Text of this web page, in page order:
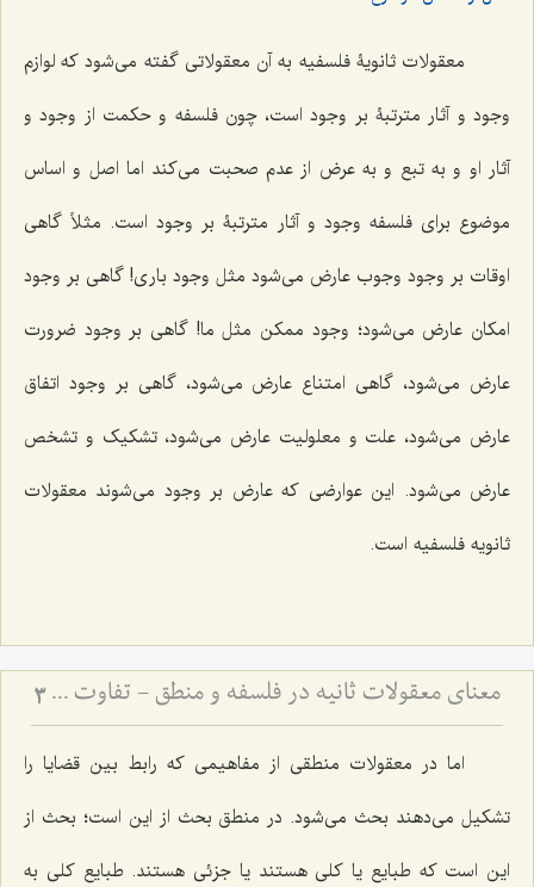
معقولات ثانویۀ فلسفیه به آن معقولاتی گفته می‌شود که لوازم
وجود و آثار مترتبۀ بر وجود است، چون فلسفه و حکمت از وجود و
آثار او و به تبع و به عرض از عدم صحبت می‌کند اما اصل و اساس
موضوع برای فلسفه وجود و آثار مترتبۀ بر وجود است. مثلاً گاهی
اوقات بر وجود وجوب عارض می‌شود مثل وجود باری! گاهی بر وجود
امکان عارض می‌شود؛ وجود ممکن مثل ما! گاهی بر وجود ضرورت
عارض می‌شود، گاهی امتناع عارض می‌شود، گاهی بر وجود اتفاق
عارض می‌شود، علت و معلولیت عارض می‌شود، تشکیک و تشخص
عارض می‌شود. این عوارضی که عارض بر وجود می‌شوند معقولات
ثانویه فلسفیه است.
معنای معقولات ثانیه در فلسفه و منطق - تفاوت مفاهیم فلسفی و منطقی در کلام مرحوم آخوند 3
اما در معقولات منطقی از مفاهیمی که رابط بین قضایا را
تشکیل می‌دهند بحث می‌شود. در منطق بحث از این است؛ بحث از
این است که طبایع یا کلی هستند یا جزئی هستند. طبایع کلی به